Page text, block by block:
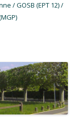
/ GOSB (EPT 12) /
contenu